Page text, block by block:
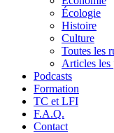
Écologie
Histoire
Culture
Toutes les
Articles les
Podcasts
Formation
TC et LFI
F.A.Q.
Contact